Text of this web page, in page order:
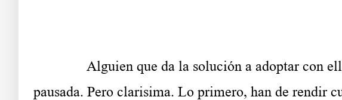
Alguien que da la solución a adoptar con
pausada. Pero clarisima. Lo primero, han de rendir